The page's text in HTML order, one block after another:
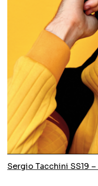
Sergio Tacchini SS19